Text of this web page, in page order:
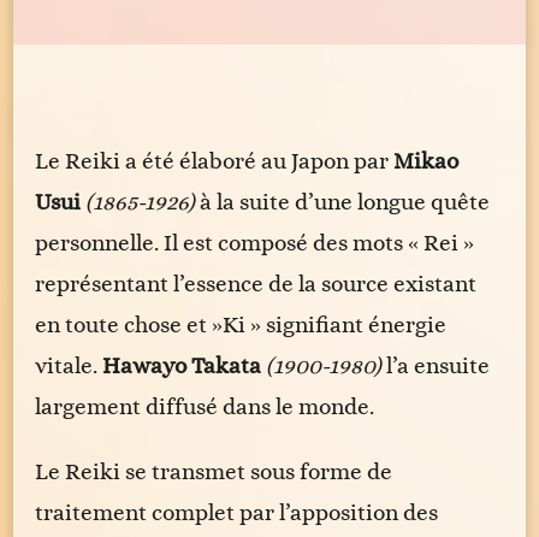
Le Reiki a été élaboré au Japon parMikao
Usui (1865-1926)à la suite d’une longue quête
personnelle. Il est composé des mots « Rei »
représentant l’essence de la source existant
en toute chose et »Ki » signifiant énergie
vitale. Hawayo Takata (1900-1980)l’a ensuite
largement diffusé dans le monde.
Le Reiki se transmet sous forme de
traitement complet par l’apposition des